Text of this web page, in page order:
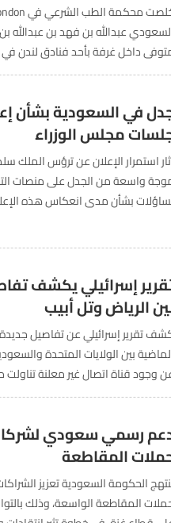
عبدالله بن فهد بن عبدالله
الكحول ومزيج...
في السعودية بشأن
مجلس الوزراء
استمرار الإعلان عن ترؤس الملك
واسعة من الجدل على منصات
بشأن مدى انعكاس هذه
إسرائيلي يكشف
الرياض وتل أبيب
تقرير إسرائيلي عن تفاصيل جديدة
بين الولايات المتحدة
وجود قناة اتصال غير معلنة
بترتيبات سياسية وأمنية في...
رسمي سعودي
المقاطعة
الحكومة السعودية تعزيز
المقاطعة الواسعة، وذلك